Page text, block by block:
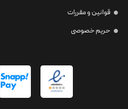
قوانین و مقررات
حریم خصوصی